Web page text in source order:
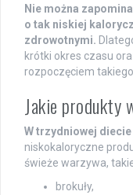
Nie można
o tak niskiej
zdrowotnymi.
krótki okres czasu
rozpoczęciem
Jakie produkty
W trzydniowej diecie
niskokaloryczne
świeże warzywa,
brokuły,